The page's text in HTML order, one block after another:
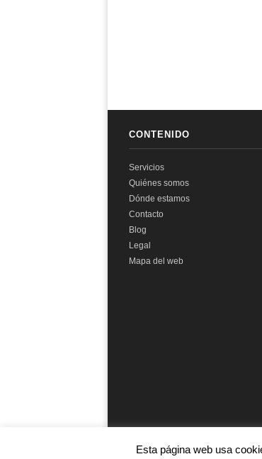
CONTENIDO
Servicios
Quiénes somos
Dónde estamos
Contacto
Blog
Legal
Mapa del web
© 2026 audit2me | Aviso Legal|
Esta página web usa